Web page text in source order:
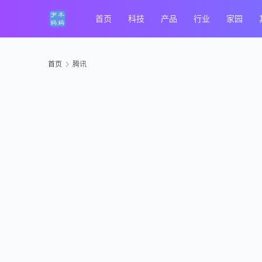
首页 科技 产品 行业 家园
首页 腾讯